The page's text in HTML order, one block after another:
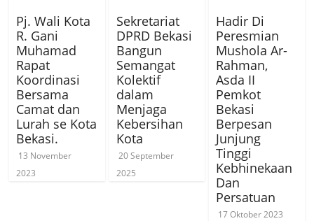
Pj. Wali Kota
R. Gani
Muhamad
Rapat
Koordinasi
Bersama
Camat dan
Lurah se Kota
Bekasi.
13 November
2023
Sekretariat
DPRD Bekasi
Bangun
Semangat
Kolektif
dalam
Menjaga
Kebersihan
Kota
20 September
2025
Hadir Di
Peresmian
Mushola Ar-
Rahman,
Asda II
Pemkot
Bekasi
Berpesan
Junjung
Tinggi
Kebhinekaan
Dan
Persatuan
17 Oktober 2023